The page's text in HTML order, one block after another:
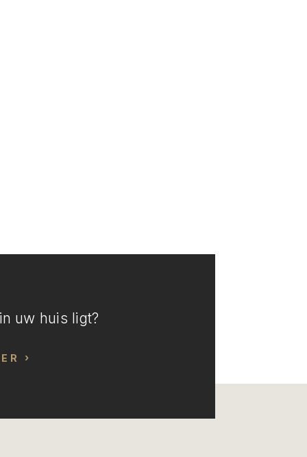
uw huis ligt?